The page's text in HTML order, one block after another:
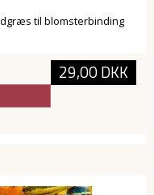
til blomsterbinding
29,00 DKK